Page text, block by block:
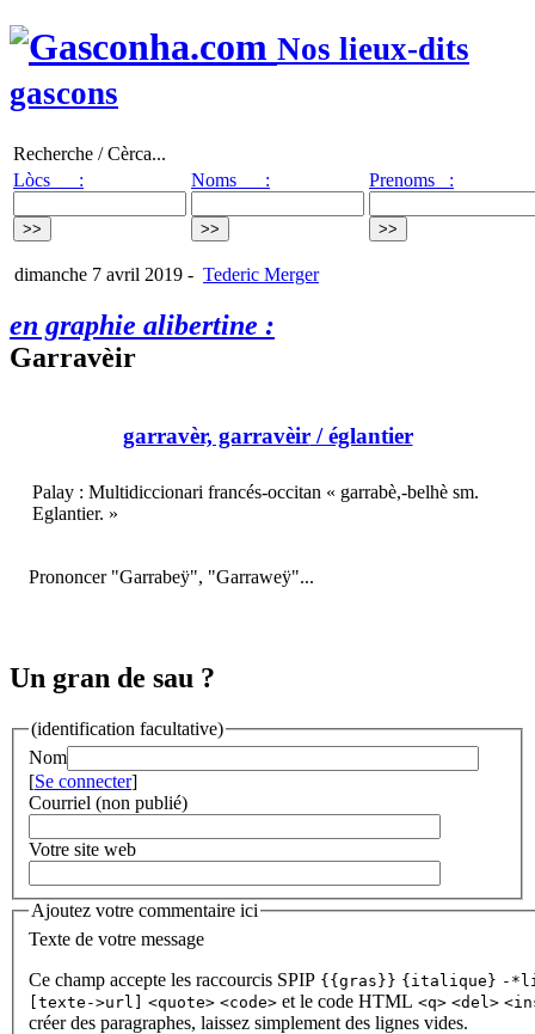
Nos lieux-dits
gascons
Recherche / Cèrca...
Lòcs :
Noms : Prenoms :
dimanche 7 avril 2019 - Tederic Merger
en graphie alibertine :
Garravèir
garravèr, garravèir/ églantier
Palay : Multidiccionari francés-occitan « garrabè,-belhè sm.
Eglantier. »
Prononcer "Garrabeÿ", "Garraweÿ"...
Un gran de sau ?
(identification facultative)
Nom
[Se connecter]
Courriel (non publié)
Votre site web
Ajoutez votre commentaire ici
Texte de votre message
Ce champ accepte les raccourcis SPIP {{gras}} {italique} -
[texte->url] <quote> <code> et le code HTML <q> <del>
créer des paragraphes, laissez simplement des lignes vides.